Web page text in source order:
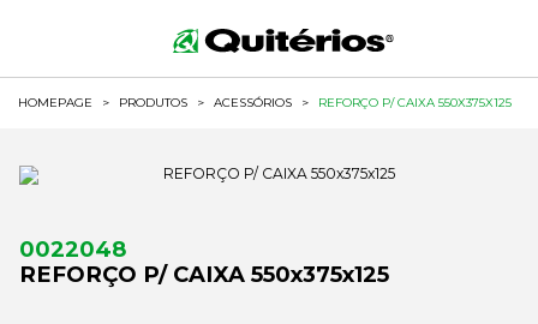
HOMEPAGE > PRODUTOS > ACESSÓRIOS > REFORÇO P/ CAIXA 550X375X125
0022048
REFORÇO P/ CAIXA 550x375x125